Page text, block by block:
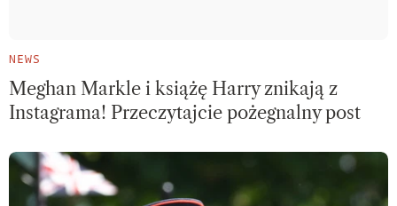
NEWS
Meghan Markle i książę Harry znikają z
Instagrama! Przeczytajcie pożegnalny post